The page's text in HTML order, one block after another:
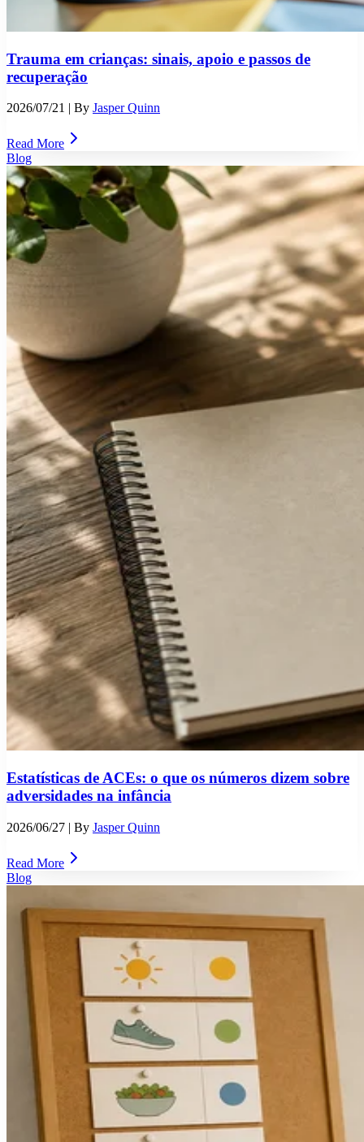
Trauma em crianças: sinais, apoio e passos de
recuperação
2026/07/21 | By Jasper Quinn
Read More
Blog
Estatísticas de ACEs: o que os números dizem sobre
adversidades na infância
2026/06/27 | By Jasper Quinn
Read More
Blog